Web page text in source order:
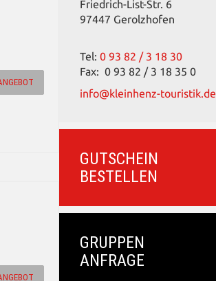
Friedrich-List-Str. 6
97447 Gerolzhofen
Tel: 0 93 82 / 3 18 30
Fax: 0 93 82 / 3 18 35 0
info@kleinhenz-touristik.de
GUTSCHEIN
BESTELLEN
GRUPPEN
ANFRAGE